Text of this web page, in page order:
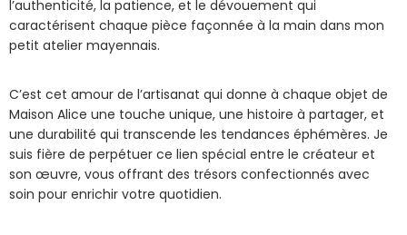
l’authenticité, la patience, et le dévouement qui
caractérisent chaque pièce façonnée à la main dans mon
petit atelier mayennais.
C’est cet amour de l’artisanat qui donne à chaque objet de
Maison Alice une touche unique, une histoire à partager, et
une durabilité qui transcende les tendances éphémères. Je
suis fière de perpétuer ce lien spécial entre le créateur et
son œuvre, vous offrant des trésors confectionnés avec
soin pour enrichir votre quotidien.